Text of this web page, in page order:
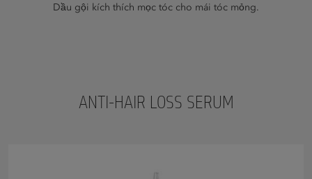
Dầu gội kích thích mọc tóc cho mái tóc mỏng.
ANTI-HAIR LOSS SERUM